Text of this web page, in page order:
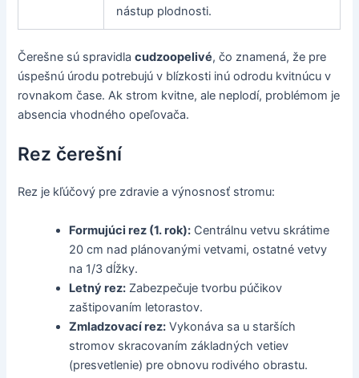
nástup plodnosti.
Čerešne sú spravidlacudzoopelivé, čo znamená, že pre
úspešnú úrodu potrebujú v blízkosti inú odrodu kvitnúcu v
rovnakom čase. Ak strom kvitne, ale neplodí, problémom je
absencia vhodného opeľovača.
Rez čerešní
Rez je kľúčový pre zdravie a výnosnosť stromu:
Formujúci rez (1. rok): Centrálnu vetvu skrátime
20 cm nad plánovanými vetvami, ostatné vetvy
na 1/3 dĺžky.
Letný rez: Zabezpečuje tvorbu púčikov
zaštipovaním letorastov.
Zmladzovací rez: Vykonáva sa u starších
stromov skracovaním základných vetiev
(presvetlenie) pre obnovu rodivého obrastu.